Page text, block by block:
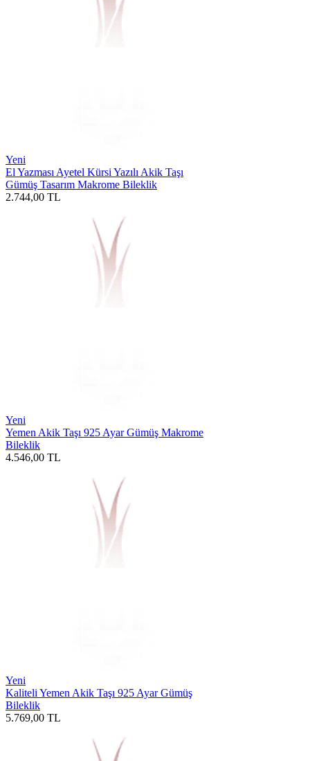
Yeni
El Yazması Ayetel Kürsi Yazılı Akik Taşı
Gümüş Tasarım Makrome Bileklik
2.744,00 TL
Yeni
Yemen Akik Taşı 925 Ayar Gümüş Makrome
Bileklik
4.546,00 TL
Yeni
Kaliteli Yemen Akik Taşı 925 Ayar Gümüş
Bileklik
5.769,00 TL